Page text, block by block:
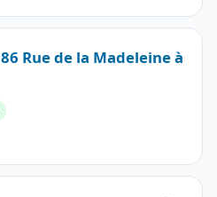
Rue de la Madeleine à